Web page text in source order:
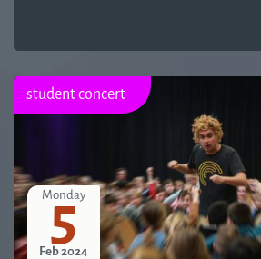
student concert
Monday
5
Feb 2024